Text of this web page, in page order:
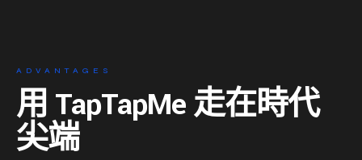
ADVANTAGES
用 TapTapMe 走在時代
尖端